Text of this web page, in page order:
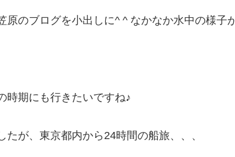
原のブログを小出しに^ ^ なかなか水中の様子
時期にも行きたいですね♪
が、東京都内から24時間の船旅、、、